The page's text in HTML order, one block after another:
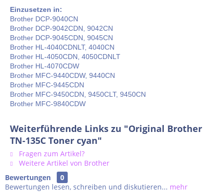
Einzusetzen in:
Brother DCP-9040CN
Brother DCP-9042CDN, 9042CN
Brother DCP-9045CDN, 9045CN
Brother HL-4040CDNLT, 4040CN
Brother HL-4050CDN, 4050CDNLT
Brother HL-4070CDW
Brother MFC-9440CDW, 9440CN
Brother MFC-9445CDN
Brother MFC-9450CDN, 9450CLT, 9450CN
Brother MFC-9840CDW
Weiterführende Links zu "Original Brother
TN-135C Toner cyan"
Fragen zum Artikel?
Weitere Artikel von Brother
Bewertungen
0
Bewertungen lesen, schreiben und diskutieren... mehr